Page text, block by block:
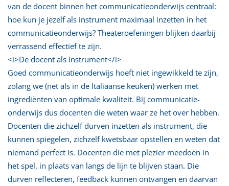
van de docent binnen het communicatieonderwijs centraal:
hoe kun je jezelf als instrument maximaal inzetten in het
communicatieonderwijs? Theateroefeningen blijken daarbij
verrassend effectief te zijn.
<i>De docent als instrument</i>
Goed communicatieonderwijs hoeft niet ingewikkeld te zijn,
zolang we (net als in de Italiaanse keuken) werken met
ingrediënten van optimale kwaliteit. Bij communicatie-
onderwijs dus docenten die weten waar ze het over hebben.
Docenten die zichzelf durven inzetten als instrument, die
kunnen spiegelen, zichzelf kwetsbaar opstellen en weten dat
niemand perfect is. Docenten die met plezier meedoen in
het spel, in plaats van langs de lijn te blijven staan. Die
durven reflecteren, feedback kunnen ontvangen en daarvan